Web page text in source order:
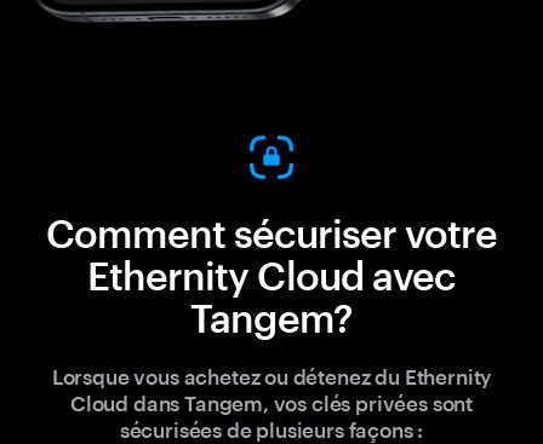
Comment sécuriser votre
Ethernity Cloud avec
Tangem?
Lorsque vous achetez ou détenez du Ethernity
Cloud dans Tangem, vos clés privées sont
sécurisées de plusieurs façons :